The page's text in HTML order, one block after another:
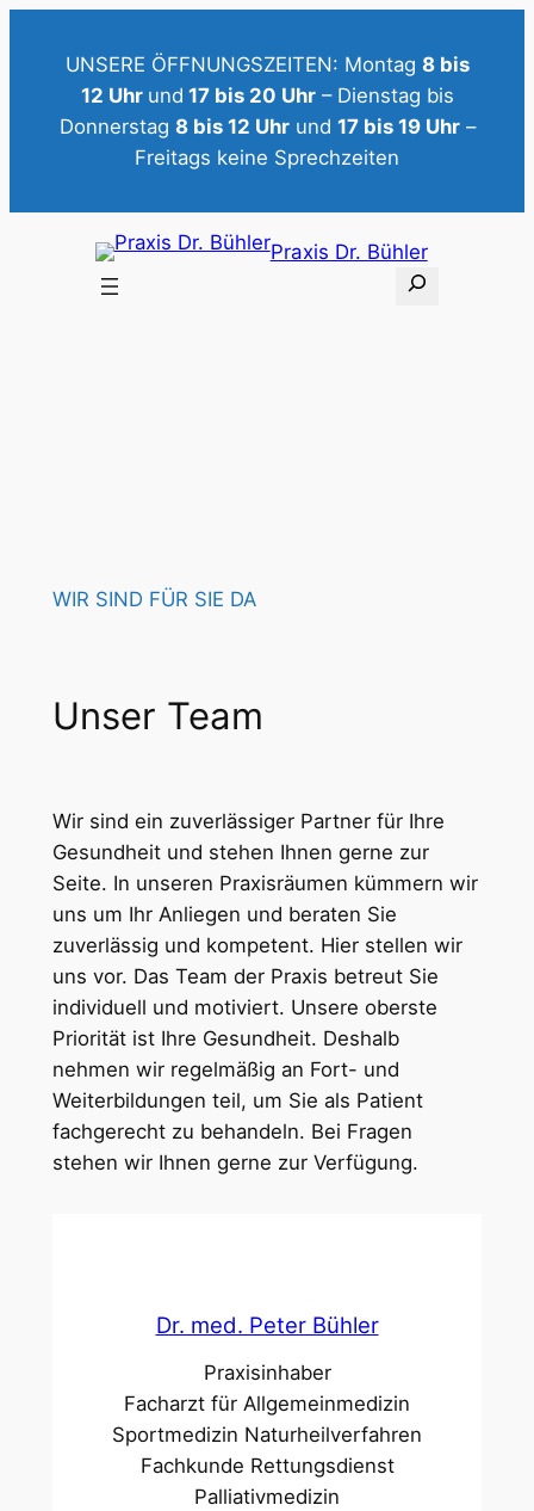
springen
UNSERE ÖFFNUNGSZEITEN: Montag 8 bis
12 Uhr und 17 bis 20 Uhr– Dienstag bis
Donnerstag 8 bis 12 Uhrund 17 bis 19 Uhr–
Freitags keine Sprechzeiten
Praxis Dr. Bühler
WIR SIND FÜR SIE DA
Unser Team
Wir sind ein zuverlässiger Partner für Ihre
Gesundheit und stehen Ihnen gerne zur
Seite. In unseren Praxisräumen kümmern wir
uns um Ihr Anliegen und beraten Sie
zuverlässig und kompetent. Hier stellen wir
uns vor. Das Team der Praxis betreut Sie
individuell und motiviert. Unsere oberste
Priorität ist Ihre Gesundheit. Deshalb
nehmen wir regelmäßig an Fort- und
Weiterbildungen teil, um Sie als Patient
fachgerecht zu behandeln. Bei Fragen
stehen wir Ihnen gerne zur Verfügung.
Dr. med. Peter Bühler
Praxisinhaber
Facharzt für Allgemeinmedizin
Sportmedizin Naturheilverfahren
Fachkunde Rettungsdienst
Palliativmedizin